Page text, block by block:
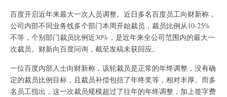
百度开启近年来最大一次人员调整。近日多名百度员工向财新称，
公司内部不同业务线多个部门本周开始裁员，裁员比例从10-25%
不等，个别部门裁员比例近30%，是近年来全公司范围内的最大一
次裁员。财新向百度问询，截至发稿未获回应。
一位百度内部人士向财新称，该轮裁员是正常的年终调整，没有确
定的裁员比例目标，且裁员补偿包括了年终奖等，相对丰厚。而多
名员工指出，这一次裁员规模超过了往年的年终调整，加上签字费